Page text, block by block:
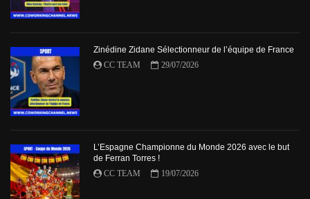
Zinédine Zidane Sélectionneur de l’équipe de France
CC TEAM
29/07/2026
L’Espagne Championne du Monde 2026 avec le but
de Ferran Torres !
CC TEAM
19/07/2026